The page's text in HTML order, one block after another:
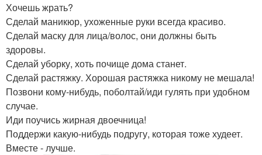
Хочешь жрать?
Сделай маникюр, ухоженные руки всегда красиво.
Сделай маску для лица/волос, они должны быть
здоровы.
Сделай уборку, хоть почище дома станет.
Сделай растяжку. Хорошая растяжка никому не мешала!
Позвони кому-нибудь, поболтай/иди гулять при удобном
случае.
Иди поучись жирная двоечница!
Поддержи какую-нибудь подругу, которая тоже худеет.
Вместе - лучше.